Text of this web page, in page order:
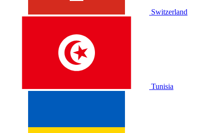
Switzerland
Tunisia